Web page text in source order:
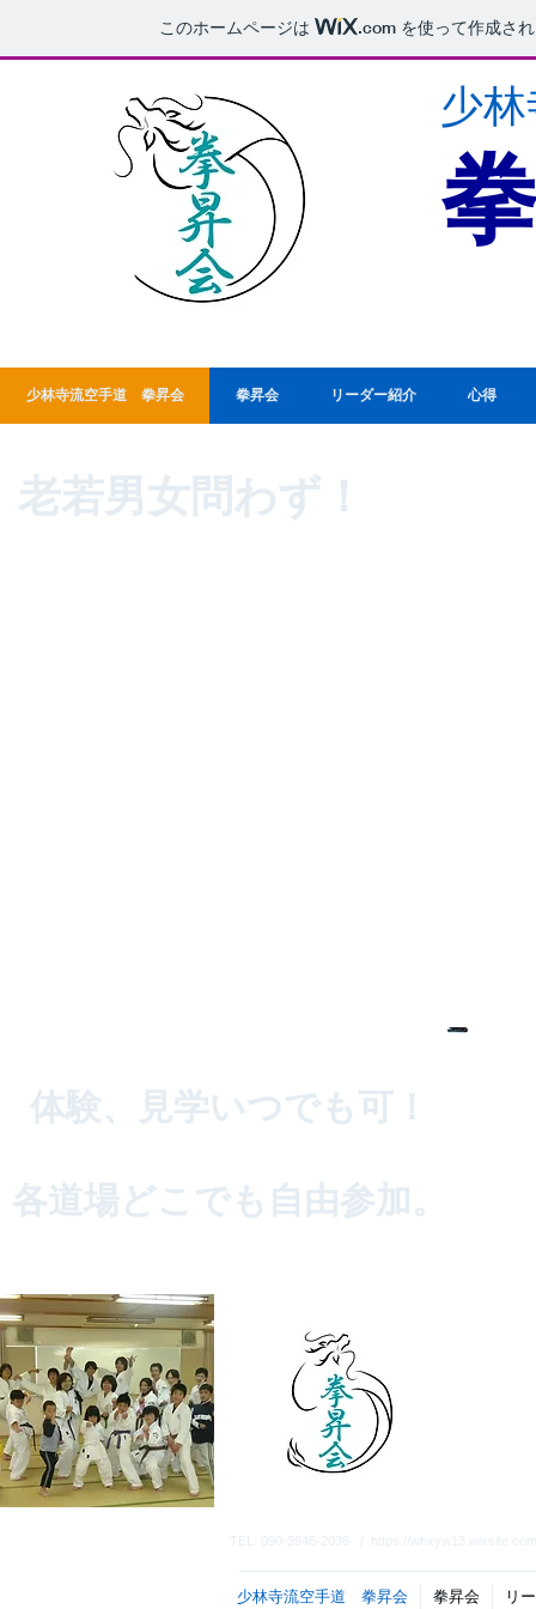
このホームページは .com を使って作成さ
少
少林寺流空手道 拳昇会 拳昇会 リーダー紹介 心得
老若男女問わず！
体験、見学いつでも可！
各道場どこでも自由参加。
TEL: 090-3946-2036 / https://
少林寺流空手道 拳昇会 拳昇会 リ